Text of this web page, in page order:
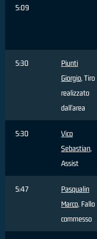
5:09
5:30
Piunti
Giorgio, Tiro
realizzato
dall'area
5:30
Vico
Sebastian,
Assist
5:47
Pasqualin
Marco, Fallo
commesso